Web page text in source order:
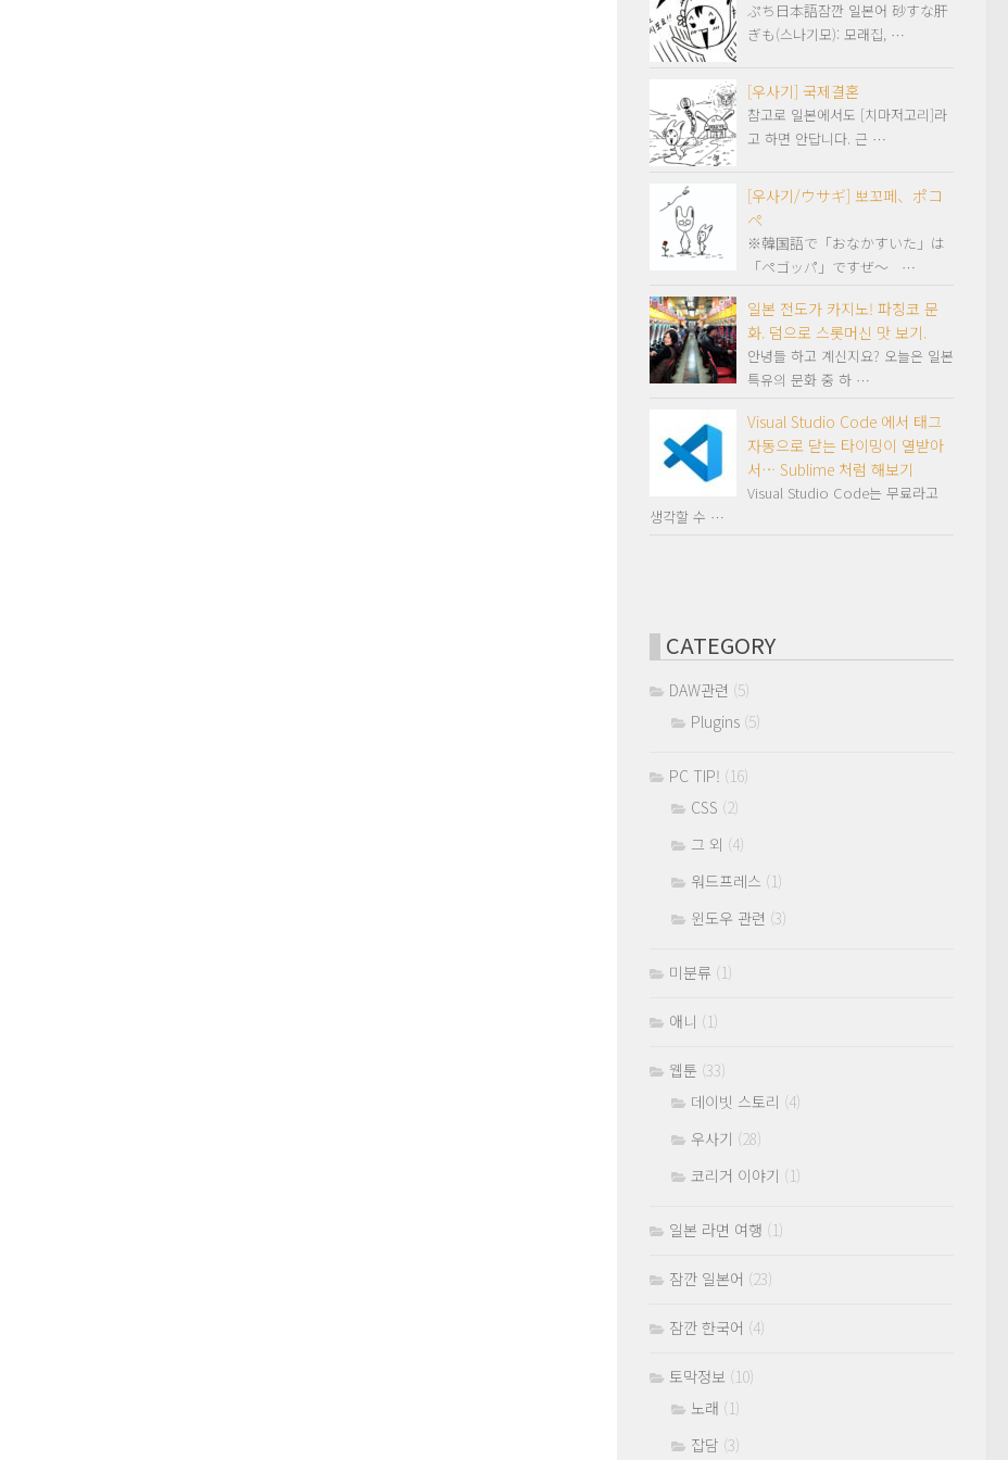
ぷち日本語잠깐 일본어 砂すな肝
ぎも(스나기모): 모래집, …
[우사기] 국제결혼
참고로 일본에서도 [치마저고리]라
고 하면 안답니다. 근 …
[우사기/ウサギ] 뽀꼬페、ポコ
ペ
※韓国語で「おなかすいた」は
「ペゴッパ」ですぜ～ …
일본 전도가 카지노! 파칭코 문
화. 덤으로 스롯머신 맛 보기.
안녕들 하고 계신지요? 오늘은 일본
특유의 문화 중 하 …
Visual Studio Code 에서 태그
자동으로 닫는 타이밍이 열받아
서… Sublime 처럼 해보기
Visual Studio Code는 무료라고
생각할 수 …
CATEGORY
DAW관련 (5)
Plugins (5)
PC TIP! (16)
CSS (2)
그 외 (4)
워드프레스 (1)
윈도우 관련 (3)
미분류 (1)
애니 (1)
웹툰 (33)
데이빗 스토리 (4)
우사기 (28)
코리거 이야기 (1)
일본 라면 여행 (1)
잠깐 일본어 (23)
잠깐 한국어 (4)
토막정보 (10)
노래 (1)
잡담 (3)